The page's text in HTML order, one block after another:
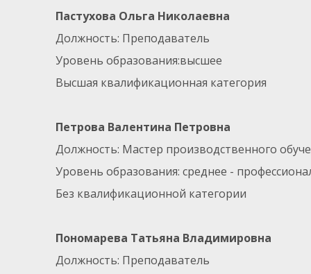
Пастухова Ольга Николаевна
Должность: Преподаватель
Уровень образования:высшее
Высшая квалификационная категория
Петрова Валентина Петровна
Должность: Мастер производственного
Уровень образования: среднее -
Без квалификационной категории
Пономарева Татьяна Владимировна
Должность: Преподаватель